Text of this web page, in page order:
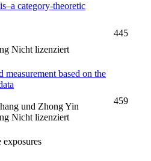
category-theoretic
Nicht lizenziert
445
based on the
und Zhong Yin
Nicht lizenziert
459
exposures